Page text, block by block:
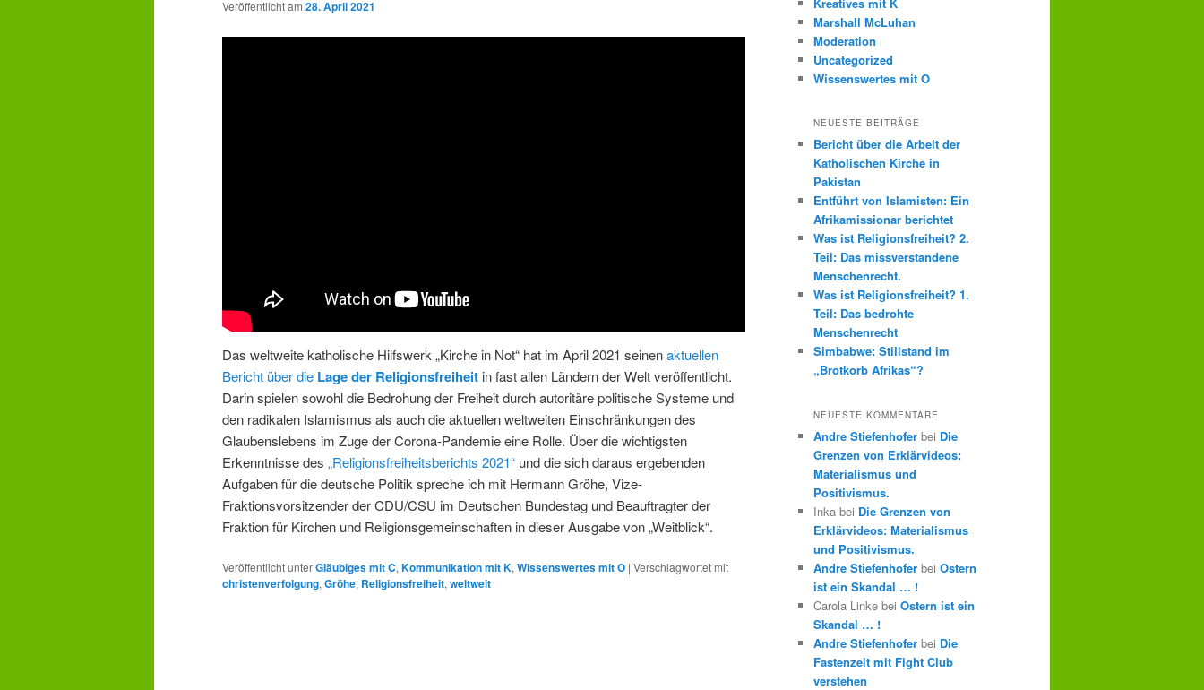
Veröffentlicht am 28. April 2021
Das weltweite katholische Hilfswerk „Kirche in Not“ hat im April 2021 seinenaktuellen
Bericht über die Lage der Religionsfreiheit in fast allen Ländern der Welt veröffentlicht.
Darin spielen sowohl die Bedrohung der Freiheit durch autoritäre politische Systeme und
den radikalen Islamismus als auch die aktuellen weltweiten Einschränkungen des
Glaubenslebens im Zuge der Corona-Pandemie eine Rolle. Über die wichtigsten
Erkenntnisse des „Religionsfreiheitsberichts 2021“ und die sich daraus ergebenden
Aufgaben für die deutsche Politik spreche ich mit Hermann Gröhe, Vize-
Fraktionsvorsitzender der CDU/CSU im Deutschen Bundestag und Beauftragter der
Fraktion für Kirchen und Religionsgemeinschaften in dieser Ausgabe von „Weitblick“.
Veröffentlicht unterGläubiges mit C,Kommunikation mit K,Wissenswertes mit O | Verschlagwortet mit
christenverfolgung,Gröhe, Religionsfreiheit,weltweit
Marshall McLuhan
Moderation
Uncategorized
Wissenswertes mit O
NEUESTE BEITRÄGE
Bericht über die Arbeit der
Katholischen Kirche in
Pakistan
Entführt von Islamisten: Ein
Afrikamissionar berichtet
Was ist Religionsfreiheit? 2.
Teil: Das missverstandene
Menschenrecht.
Was ist Religionsfreiheit? 1.
Teil: Das bedrohte
Menschenrecht
Simbabwe: Stillstand im
„Brotkorb Afrikas“?
NEUESTE KOMMENTARE
Andre Stiefenhofer bei Die
Grenzen von Erklärvideos:
Materialismus und
Positivismus.
Inka bei Die Grenzen von
Erklärvideos: Materialismus
und Positivismus.
Andre Stiefenhofer bei Ostern
ist ein Skandal … !
Carola Linke bei Ostern ist ein
Skandal … !
Andre Stiefenhofer bei Die
Fastenzeit mit Fight Club
verstehen